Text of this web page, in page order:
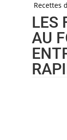
Recettes
LES
AU